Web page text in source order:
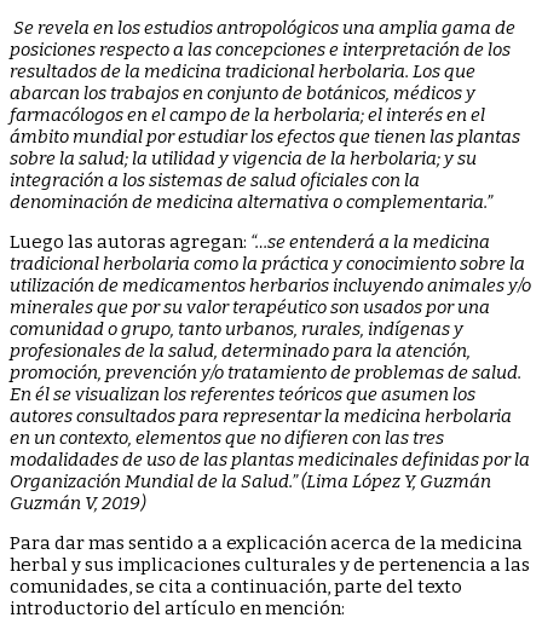
Se revela en los estudios antropológicos una amplia gama de
posiciones respecto a las concepciones e interpretación de los
resultados de la medicina tradicional herbolaria. Los que
abarcan los trabajos en conjunto de botánicos, médicos y
farmacólogos en el campo de la herbolaria; el interés en el
ámbito mundial por estudiar los efectos que tienen las plantas
sobre la salud; la utilidad y vigencia de la herbolaria; y su
integración a los sistemas de salud oficiales con la
denominación de medicina alternativa o complementaria.”
Luego las autoras agregan: “…se entenderá a la medicina
tradicional herbolaria como la práctica y conocimiento sobre la
utilización de medicamentos herbarios incluyendo animales y/o
minerales que por su valor terapéutico son usados por una
comunidad o grupo, tanto urbanos, rurales, indígenas y
profesionales de la salud, determinado para la atención,
promoción, prevención y/o tratamiento de problemas de salud.
En él se visualizan los referentes teóricos que asumen los
autores consultados para representar la medicina herbolaria
en un contexto, elementos que no difieren con las tres
modalidades de uso de las plantas medicinales definidas por la
Organización Mundial de la Salud.” (Lima López Y, Guzmán
Guzmán V, 2019)
Para dar mas sentido a a explicación acerca de la medicina
herbal y sus implicaciones culturales y de pertenencia a las
comunidades, se cita a continuación, parte del texto
introductorio del artículo en mención: